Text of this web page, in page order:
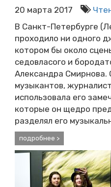
20 марта 2017
В Санкт-Петербурге
проходило ни одного
котором бы около
седовласого и
Александра Смирнова.
музыкантов,
исполь­зовала его
которые он щедро
разделял его
подробнее >